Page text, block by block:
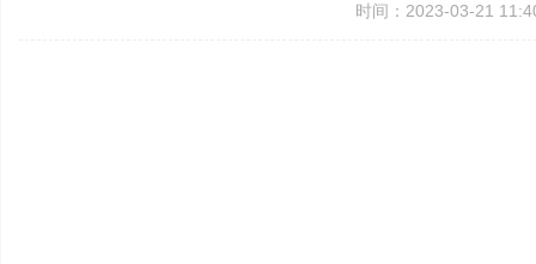
时间：2023-03-21